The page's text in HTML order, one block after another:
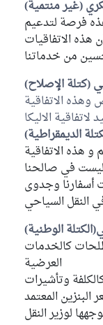
(غير منتمية)
فرصة لتدعيم
الاتفاقيات
من خدماتنا
(كتلة الإصلاح)
الاتفاقية
الاليكا
الديمقراطية)
هذه الاتفاقية
ليست في صالحنا
وجدوى
النقل السياحي
الوطنية)
كالخدمات
العرضية
وتأشيرات
البنزين المعتمد
لوزير النقل